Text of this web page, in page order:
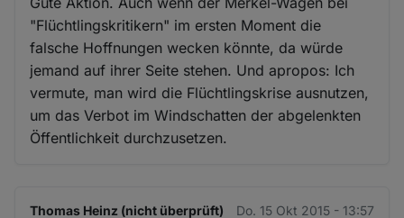
"Flüchtlingskritikern" im ersten Moment die
falsche Hoffnungen wecken könnte, da würde
jemand auf ihrer Seite stehen. Und apropos: Ich
vermute, man wird die Flüchtlingskrise ausnutzen,
um das Verbot im Windschatten der abgelenkten
Öffentlichkeit durchzusetzen.
Thomas Heinz (nicht überprüft) Do. 15 Okt 2015 - 13:57